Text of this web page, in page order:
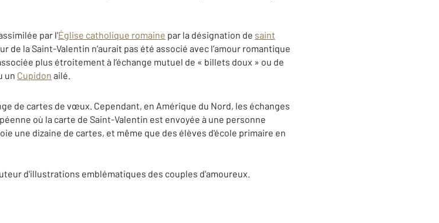
par l'Église catholique romaine par la désignation de saint
de la Saint-Valentin n’aurait pas été associé avec l’amour romantique
plus étroitement à l’échange mutuel de « billets doux » ou de
un Cupidon ailé.
de cartes de vœux. Cependant, en Amérique du Nord, les échanges
où la carte de Saint-Valentin est envoyée à une personne
une dizaine de cartes, et même que des élèves d'école primaire en
d'illustrations emblématiques des couples d'amoureux.